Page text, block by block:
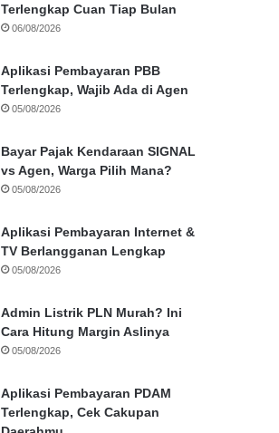
Terlengkap Cuan Tiap Bulan
06/08/2026
Aplikasi Pembayaran PBB
Terlengkap, Wajib Ada di Agen
05/08/2026
Bayar Pajak Kendaraan SIGNAL
vs Agen, Warga Pilih Mana?
05/08/2026
Aplikasi Pembayaran Internet &
TV Berlangganan Lengkap
05/08/2026
Admin Listrik PLN Murah? Ini
Cara Hitung Margin Aslinya
05/08/2026
Aplikasi Pembayaran PDAM
Terlengkap, Cek Cakupan